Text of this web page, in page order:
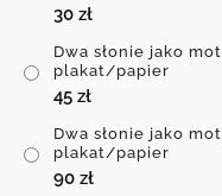
30 zł
Dwa słonie jako
plakat/papier
45 zł
Dwa słonie jako
plakat/papier
90 zł